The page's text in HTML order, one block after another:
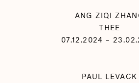
ANG ZIQI
THEE
07.12.2024 –
PAUL LEVACK